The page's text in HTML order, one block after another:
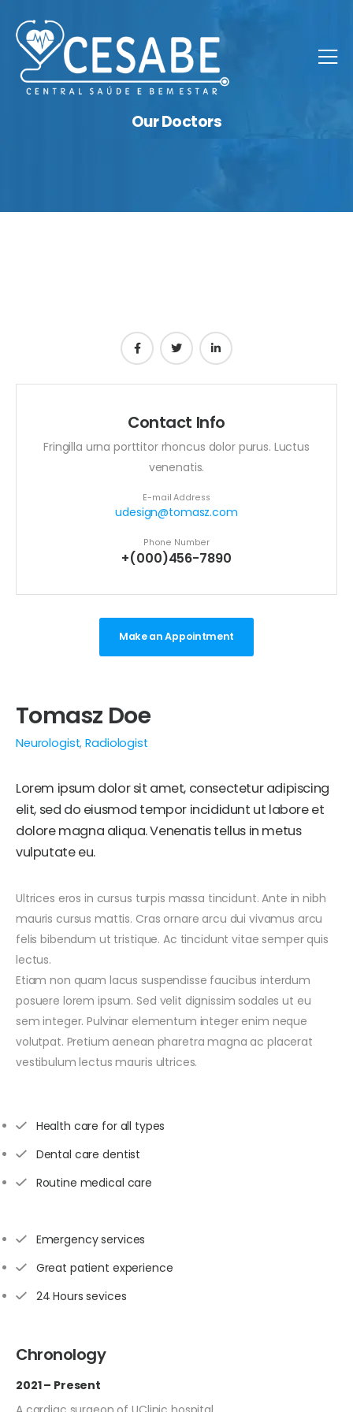
Our Doctors
Contact Info
Fringilla urna porttitor rhoncus dolor purus. Luctus
venenatis.
E-mail Address
udesign@tomasz.com
Phone Number
+(000)456-7890
Make an Appointment
Tomasz Doe
Neurologist,Radiologist
Lorem ipsum dolor sit amet, consectetur adipiscing
elit, sed do eiusmod tempor incididunt ut labore et
dolore magna aliqua. Venenatis tellus in metus
vulputate eu.
Ultrices eros in cursus turpis massa tincidunt. Ante in nibh
mauris cursus mattis. Cras ornare arcu dui vivamus arcu
felis bibendum ut tristique. Ac tincidunt vitae semper quis
lectus.
Etiam non quam lacus suspendisse faucibus interdum
posuere lorem ipsum. Sed velit dignissim sodales ut eu
sem integer. Pulvinar elementum integer enim neque
volutpat. Pretium aenean pharetra magna ac placerat
vestibulum lectus mauris ultrices.
Health care for all types
Dental care dentist
Routine medical care
Emergency services
Great patient experience
24 Hours sevices
Chronology
2021 – Present